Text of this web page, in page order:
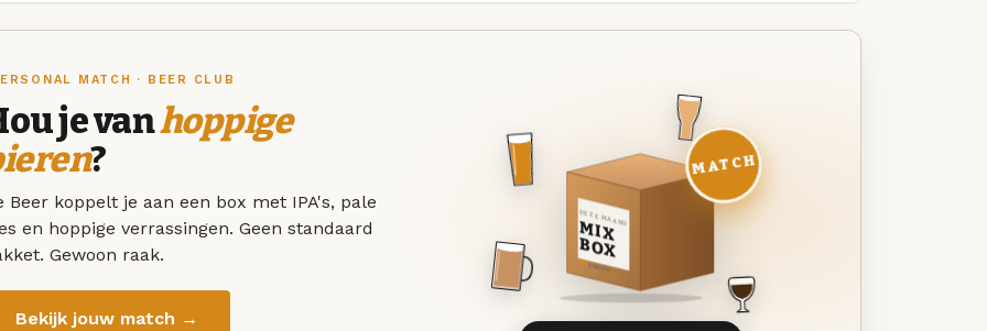
MATCH · BEER CLUB
je vanhoppige
?
Beer koppelt je aan een box met IPA's, pale
en hoppige verrassingen. Geen standaard
Gewoon raak.
Bekijk jouw match →
DEZE MAAND
MIX
BOX
8 BIEREN
MATCH